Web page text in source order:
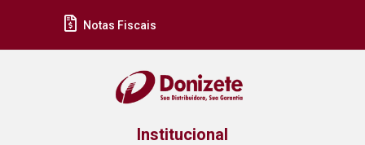
Notas Fiscais
Institucional